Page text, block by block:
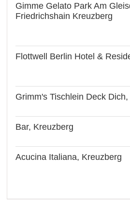
Gimme Gelato Park Am
Friedrichshain Kreuzberg
Flottwell Berlin Hotel &
Grimm's Tischlein Deck
Bar, Kreuzberg
Acucina Italiana, Kreuzberg